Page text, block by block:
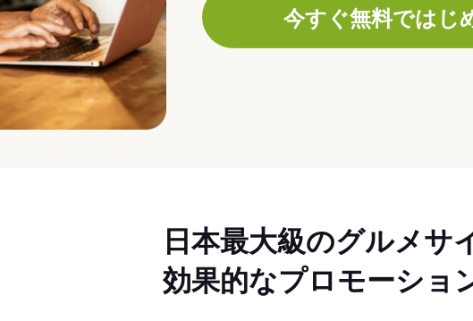
今すぐ無料ではじ
日本最大級のグルメサ
効果的なプロモーショ